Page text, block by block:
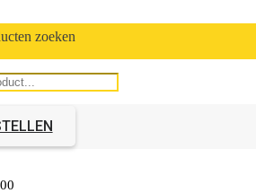
zoeken
per 20